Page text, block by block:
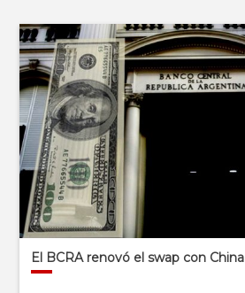
El BCRA renovó el swap con China